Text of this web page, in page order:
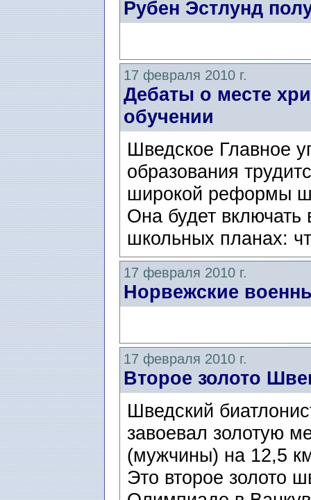
Рубен Эстлунд
17 февраля 2010 г.
Дебаты о месте
обучении
Шведское Главное
образования
широкой реформы
Она будет
школьных планах:
17 февраля 2010 г.
Норвежские
17 февраля 2010 г.
Второе золото
Шведский
завоевал золотую
(мужчины) на 12,5
Это второе золото